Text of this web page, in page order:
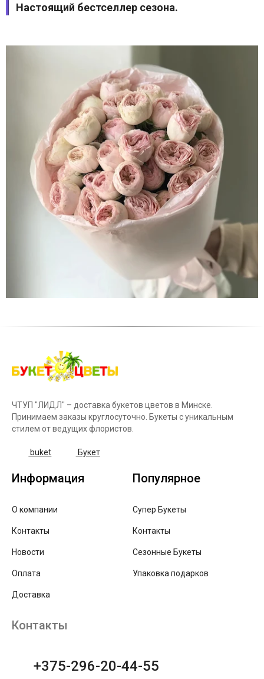
Настоящий бестселлер сезона.
ЧТУП "ЛИДЛ" – доставка букетов цветов в Минске.
Принимаем заказы круглосуточно. Букеты с уникальным
стилем от ведущих флористов.
buket Букет
Информация
О компании
Контакты
Новости
Оплата
Доставка
Популярное
Супер Букеты
Контакты
Сезонные Букеты
Упаковка подарков
Контакты
+375-296-20-44-55